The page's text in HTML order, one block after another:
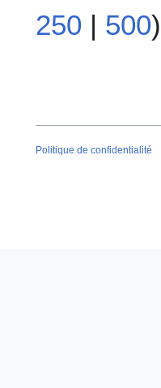
250 | 500)
Politique de confidentialité